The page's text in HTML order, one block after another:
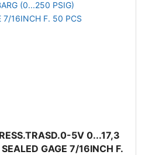
5V 0...17,3
GAGE 7/16INCH F.